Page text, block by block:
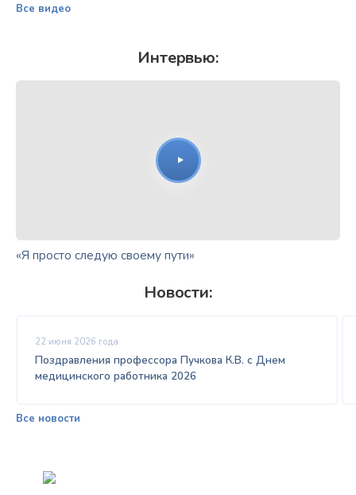
Все видео
Интервью:
«Я просто следую своему пути»
Новости:
22 июня 2026 года
Поздравления профессора Пучкова К.В. с Днем
медицинского работника 2026
Все новости